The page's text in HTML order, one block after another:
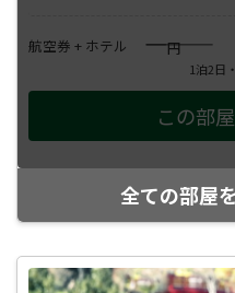
航空券 + ホテル ――――円
1泊2日
全ての部屋